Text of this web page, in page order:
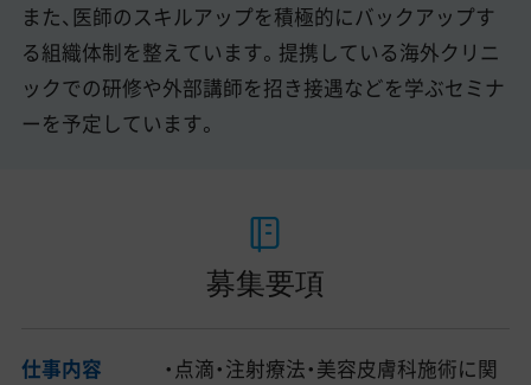
また、医師のスキルアップを積極的にバックアップす
る組織体制を整えています。提携している海外クリニ
ックでの研修や外部講師を招き接遇などを学ぶセミナ
ーを予定しています。
募集要項
仕事内容
・点滴・注射療法・美容皮膚科施術に関